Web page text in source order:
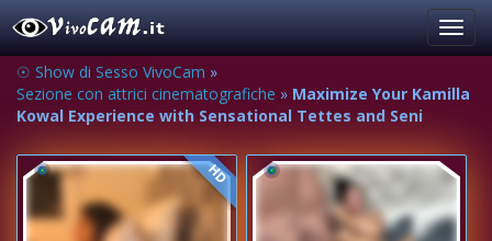
☉ Show di Sesso VivoCam »
Sezione con attrici cinematografiche » Maximize Your Kamilla
Kowal Experience with Sensational Tettes and Seni
HD